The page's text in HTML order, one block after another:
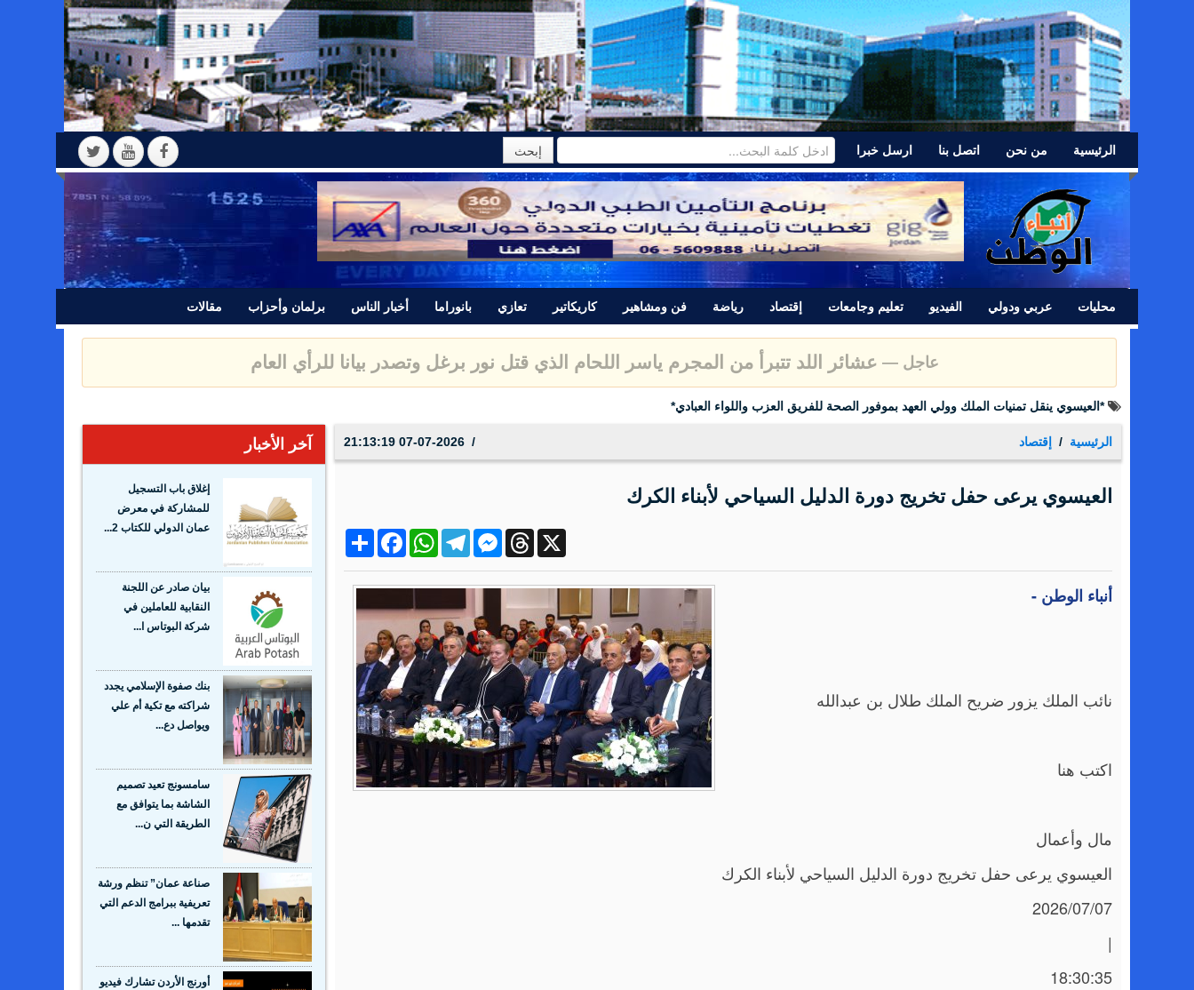
الرئيسية من نحن اتصل بنا ارسل خبرا
محليات عربي ودولي الفيديو تعليم وجامعات إقتصاد رياضة فن ومشاهير كاريكاتير تعازي بانوراما أخبار الناس برلمان وأحزاب مقالات
عاجل — عشائر اللد تتبرأ من المجرم ياسر اللحام الذي قتل نور برغل وتصدر بيانا للرأي العام
بعد تغيير اسم الوزارة.. هل يحتاج عزمي محافظة إلى إرادة ملكية جديدة؟
الرئيسية إقتصاد 07-07-2026 21:13:19
العيسوي يرعى حفل تخريج دورة الدليل السياحي لأبناء الكرك
ShareFacebookWhatsAppTelegramMessengerThreads X
أنباء الوطن -
نائب الملك يزور ضريح الملك طلال بن عبدالله
اكتب هنا
مال وأعمال
العيسوي يرعى حفل تخريج دورة الدليل السياحي لأبناء الكرك
2026/07/07
|
18:30:35
آخر الأخبار
إغلاق باب التسجيل
للمشاركة في معرض
عمان الدولي للكتاب 2...
بيان صادر عن اللجنة
النقابية للعاملين في
شركة البوتاس ا...
بنك صفوة الإسلامي يجدد
شراكته مع تكية أم علي
ويواصل دع...
سامسونج تعيد تصميم
الشاشة بما يتوافق مع
الطريقة التي ن...
صناعة عمان” تنظم ورشة
تعريفية ببرامج الدعم التي
تقدمها ...
أورنج الأردن تشارك فيديو